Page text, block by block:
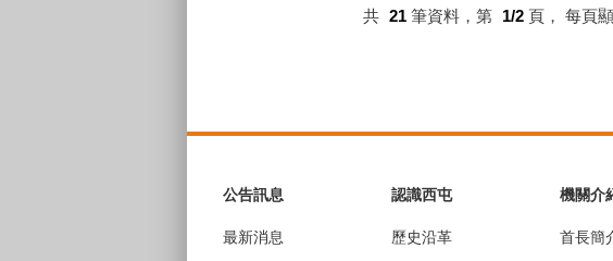
共 21 筆資料，第 1/2 頁， 每頁
公告訊息
最新消息
認識西屯
歷史沿革
機關介
首長簡